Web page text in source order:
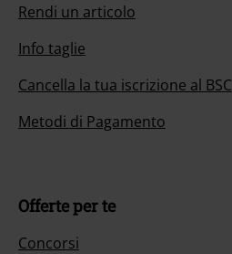
Rendi un articolo
Info taglie
Cancella la tua iscrizione al BSC
Metodi di Pagamento
Offerte per te
Concorsi